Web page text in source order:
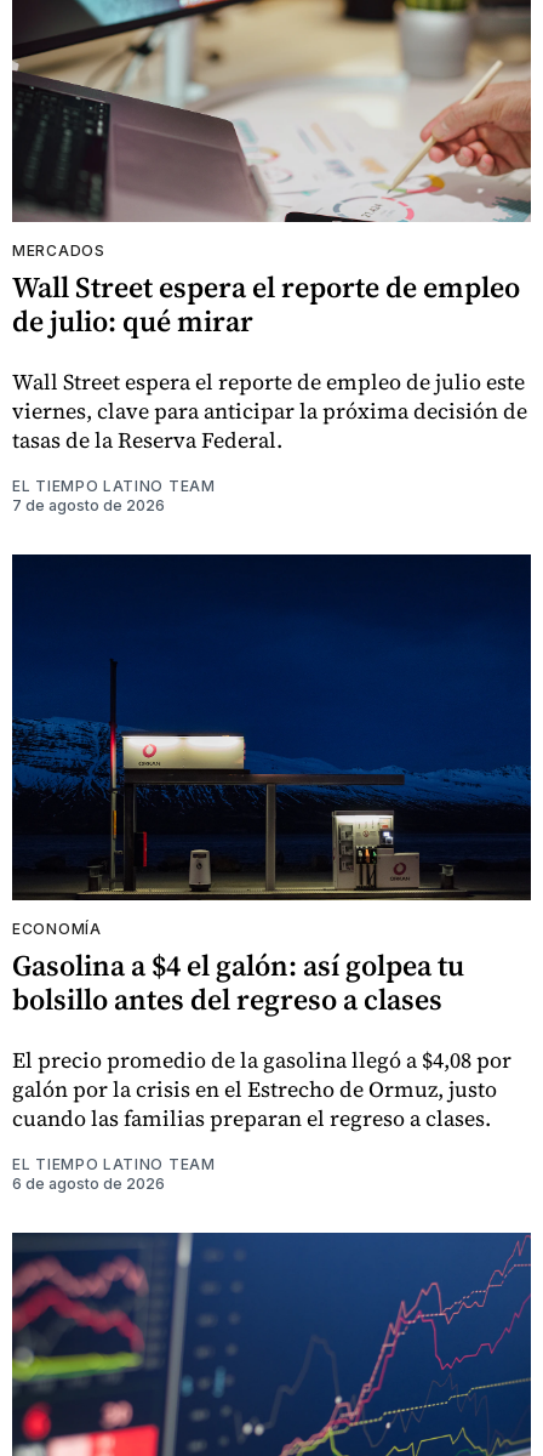
MERCADOS
Wall Street espera el reporte de empleo
de julio: qué mirar
Wall Street espera el reporte de empleo de julio este
viernes, clave para anticipar la próxima decisión de
tasas de la Reserva Federal.
EL TIEMPO LATINO TEAM
7 de agosto de 2026
ECONOMÍA
Gasolina a $4 el galón: así golpea tu
bolsillo antes del regreso a clases
El precio promedio de la gasolina llegó a $4,08 por
galón por la crisis en el Estrecho de Ormuz, justo
cuando las familias preparan el regreso a clases.
EL TIEMPO LATINO TEAM
6 de agosto de 2026